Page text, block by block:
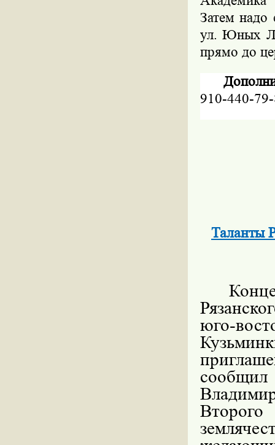
Затем
ул. Юных
прямо до
910-440-
Таланты
юго-